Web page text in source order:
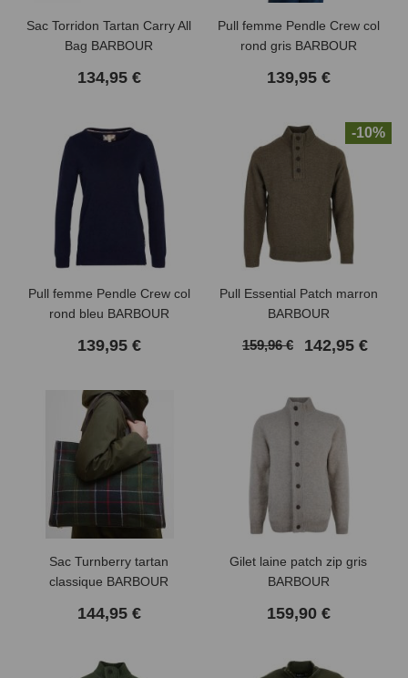
Sac Torridon Tartan Carry All
Bag BARBOUR
134,95 €
Pull femme Pendle Crew col
rond gris BARBOUR
139,95 €
Pull femme Pendle Crew col
rond bleu BARBOUR
139,95 €
-10%
Pull Essential Patch marron
BARBOUR
159,96 € 142,95 €
Sac Turnberry tartan
classique BARBOUR
144,95 €
Gilet laine patch zip gris
BARBOUR
159,90 €